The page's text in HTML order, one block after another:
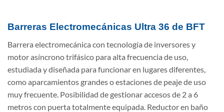
Barreras Electromecánicas Ultra 36 de BFT
Barrera electromecánica con tecnología de inversores y
motor asíncrono trifásico para alta frecuencia de uso,
estudiada y diseñada para funcionar en lugares diferentes,
como aparcamientos grandes o estaciones de peaje de uso
muy frecuente. Posibilidad de gestionar accesos de 2 a 6
metros con puerta totalmente equipada. Reductor en baño